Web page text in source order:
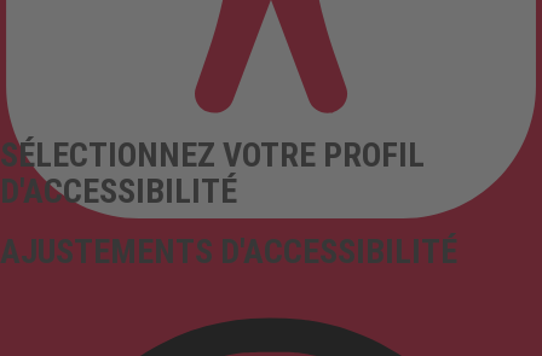
AJUSTEMENTS D'ACCESSIBILITÉ
SÉLECTIONNEZ VOTRE PROFIL
D'ACCESSIBILITÉ